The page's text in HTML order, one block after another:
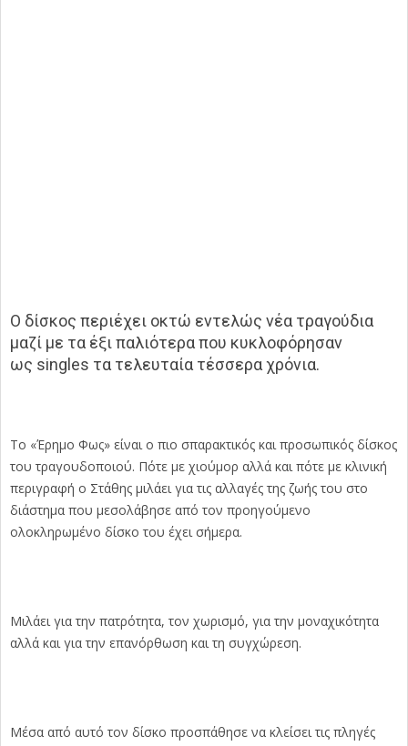
Ο δίσκος περιέχει οκτώ εντελώς νέα τραγούδια
μαζί με τα έξι παλιότερα που κυκλοφόρησαν
ως singles τα τελευταία τέσσερα χρόνια.
Το «Έρημο Φως» είναι ο πιο σπαρακτικός και προσωπικός δίσκος
του τραγουδοποιού. Πότε με χιούμορ αλλά και πότε με κλινική
περιγραφή ο Στάθης μιλάει για τις αλλαγές της ζωής του στο
διάστημα που μεσολάβησε από τον προηγούμενο
ολοκληρωμένο δίσκο του έχει σήμερα.
Μιλάει για την πατρότητα, τον χωρισμό, για την μοναχικότητα
αλλά και για την επανόρθωση και τη συγχώρεση.
Μέσα από αυτό τον δίσκο προσπάθησε να κλείσει τις πληγές